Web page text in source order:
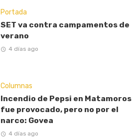
Portada
SET va contra campamentos de
verano
4 días ago
Columnas
Incendio de Pepsi en Matamoros
fue provocado, pero no por el
narco: Govea
4 días ago